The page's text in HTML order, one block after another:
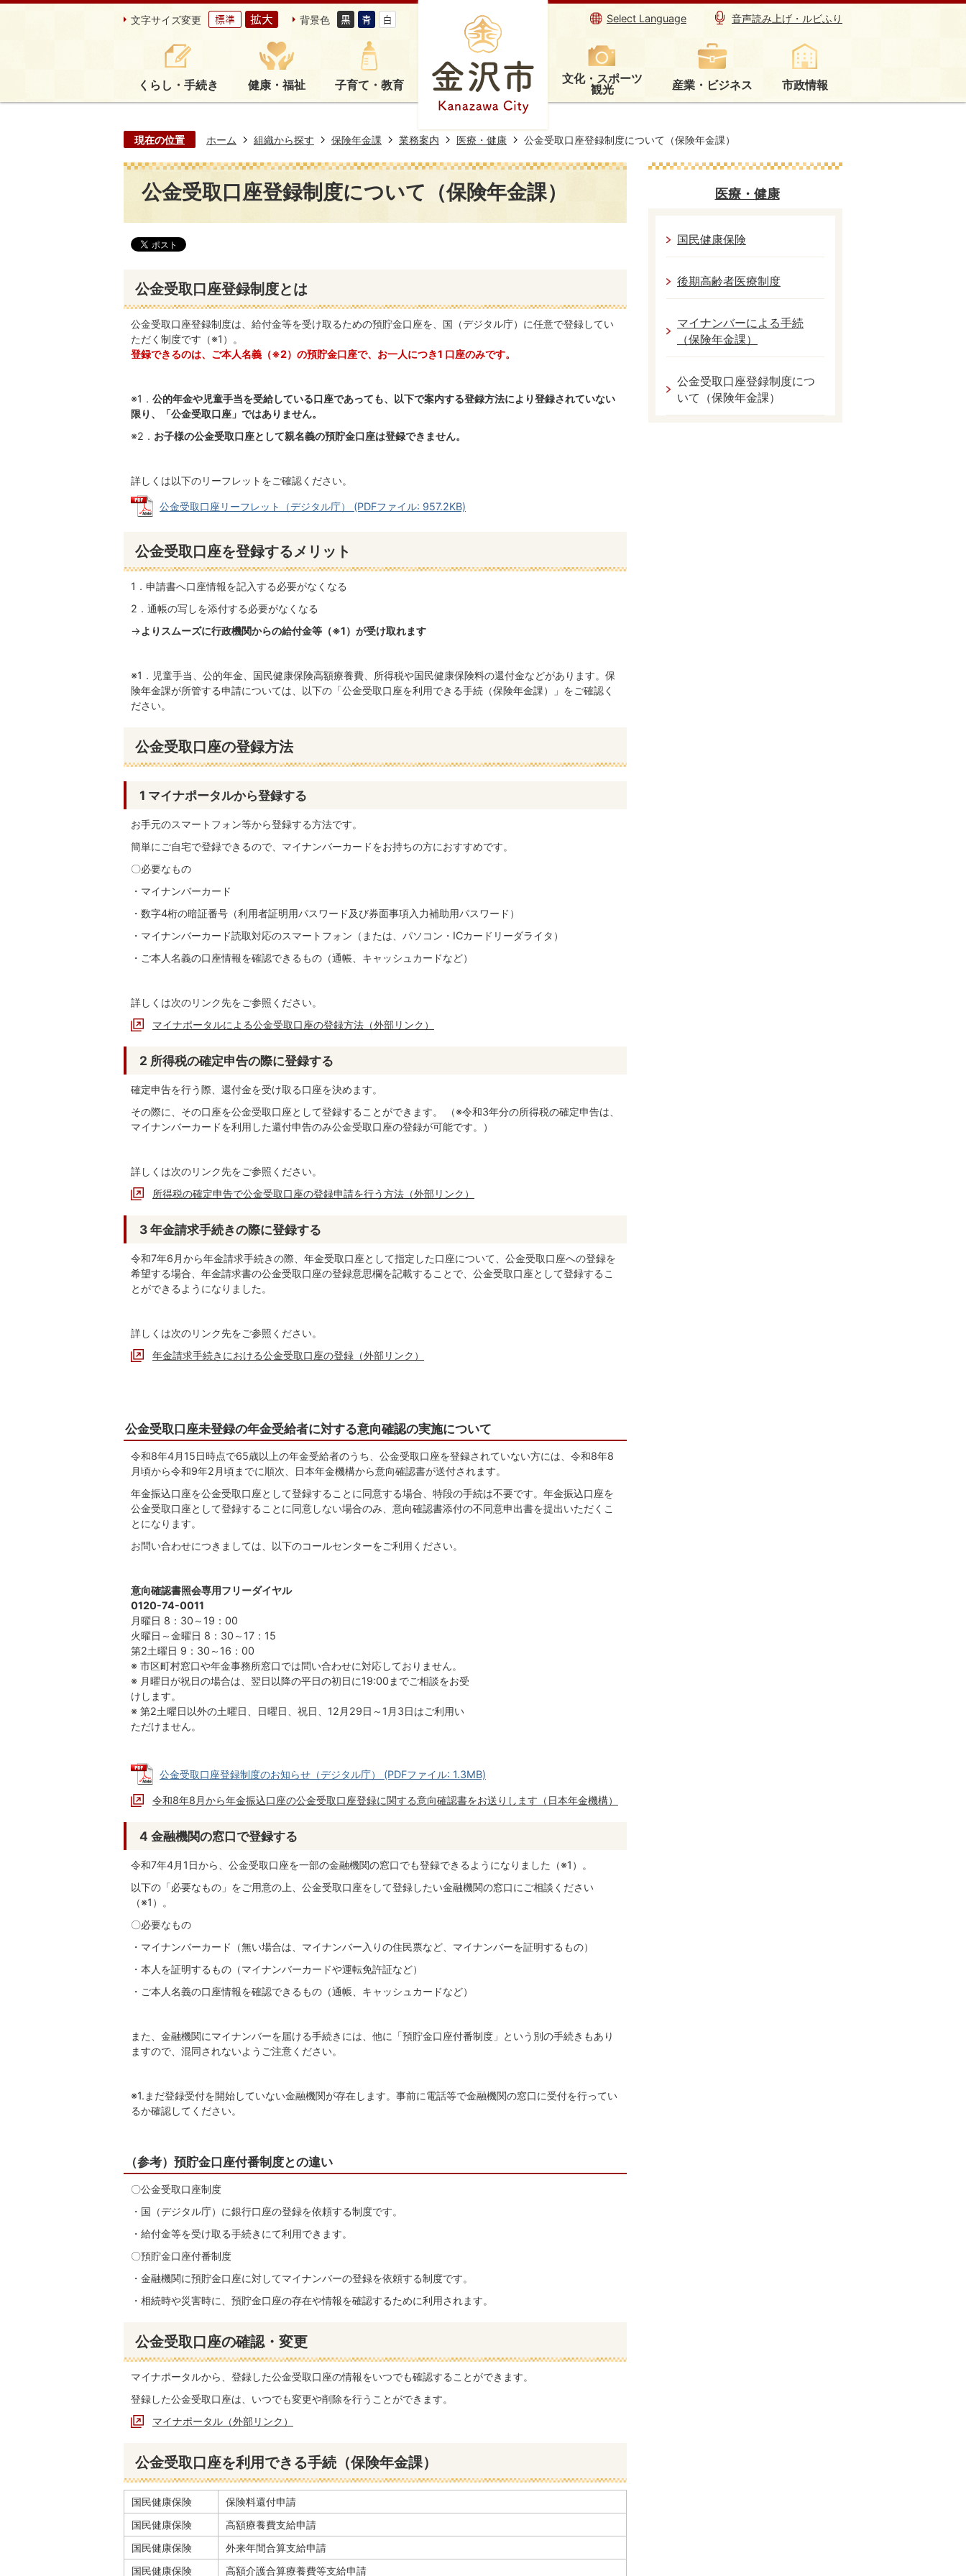
文字サイズ変更 背景色 Select Language 音声読み上げ・ルビふり
くらし・手続き 健康・福祉 子育て・教育 文化・スポーツ
観光 産業・ビジネス 市政情報
現在の位置 ホーム 組織から探す 保険年金課 業務案内 医療・健康 公金受取口座登録制度について（保険年金課）
公金受取口座登録制度について（保険年金課）
公金受取口座登録制度とは
公金受取口座登録制度は、給付金等を受け取るための預貯金口座を、国（デジタル庁）に任意で登録してい
ただく制度です（※1）。
登録できるのは、ご本人名義（※2）の預貯金口座で、お一人につき1 口座のみです。
※1． 公的年金や児童手当を受給している口座であっても、以下で案内する登録方法により登録されていない
限り、「公金受取口座」ではありません。
※2． お子様の公金受取口座として親名義の預貯金口座は登録できません。
詳しくは以下のリーフレットをご確認ください。
公金受取口座リーフレット（デジタル庁） (PDFファイル: 957.2KB)
公金受取口座を登録するメリット
1．申請書へ口座情報を記入する必要がなくなる
2．通帳の写しを添付する必要がなくなる
→よりスムーズに行政機関からの給付金等（※1）が受け取れます
※1．児童手当、公的年金、国民健康保険高額療養費、所得税や国民健康保険料の還付金などがあります。保
険年金課が所管する申請については、以下の「公金受取口座を利用できる手続（保険年金課）」をご確認く
ださい。
公金受取口座の登録方法
1 マイナポータルから登録する
お手元のスマートフォン等から登録する方法です。
簡単にご自宅で登録できるので、マイナンバーカードをお持ちの方におすすめです。
〇必要なもの
・マイナンバーカード
・数字4桁の暗証番号（利用者証明用パスワード及び券面事項入力補助用パスワード）
・マイナンバーカード読取対応のスマートフォン（または、パソコン・ICカードリーダライタ）
・ご本人名義の口座情報を確認できるもの（通帳、キャッシュカードなど）
詳しくは次のリンク先をご参照ください。
マイナポータルによる公金受取口座の登録方法（外部リンク）
2 所得税の確定申告の際に登録する
確定申告を行う際、還付金を受け取る口座を決めます。
その際に、その口座を公金受取口座として登録することができます。 （※令和3年分の所得税の確定申告は、
マイナンバーカードを利用した還付申告のみ公金受取口座の登録が可能です。）
詳しくは次のリンク先をご参照ください。
所得税の確定申告で公金受取口座の登録申請を行う方法（外部リンク）
3 年金請求手続きの際に登録する
令和7年6月から年金請求手続きの際、年金受取口座として指定した口座について、公金受取口座への登録を
希望する場合、年金請求書の公金受取口座の登録意思欄を記載することで、公金受取口座として登録するこ
とができるようになりました。
詳しくは次のリンク先をご参照ください。
年金請求手続きにおける公金受取口座の登録（外部リンク）
公金受取口座未登録の年金受給者に対する意向確認の実施について
令和8年4月15日時点で65歳以上の年金受給者のうち、公金受取口座を登録されていない方には、令和8年8
月頃から令和9年2月頃までに順次、日本年金機構から意向確認書が送付されます。
年金振込口座を公金受取口座として登録することに同意する場合、特段の手続は不要です。年金振込口座を
公金受取口座として登録することに同意しない場合のみ、意向確認書添付の不同意申出書を提出いただくこ
とになります。
お問い合わせにつきましては、以下のコールセンターをご利用ください。
意向確認書照会専用フリーダイヤル
0120-74-0011
月曜日 8：30～19：00
火曜日～金曜日 8：30～17：15
第2土曜日 9：30～16：00
※ 市区町村窓口や年金事務所窓口では問い合わせに対応しておりません。
※ 月曜日が祝日の場合は、翌日以降の平日の初日に19:00までご相談をお受
けします。
※ 第2土曜日以外の土曜日、日曜日、祝日、12月29日～1月3日はご利用い
ただけません。
公金受取口座登録制度のお知らせ（デジタル庁） (PDFファイル: 1.3MB)
令和8年8月から年金振込口座の公金受取口座登録に関する意向確認書をお送りします（日本年金機構）
4 金融機関の窓口で登録する
令和7年4月1日から、公金受取口座を一部の金融機関の窓口でも登録できるようになりました（※1）。
以下の「必要なもの」をご用意の上、公金受取口座をして登録したい金融機関の窓口にご相談ください
（※1）。
〇必要なもの
・マイナンバーカード（無い場合は、マイナンバー入りの住民票など、マイナンバーを証明するもの）
・本人を証明するもの（マイナンバーカードや運転免許証など）
・ご本人名義の口座情報を確認できるもの（通帳、キャッシュカードなど）
また、金融機関にマイナンバーを届ける手続きには、他に「預貯金口座付番制度」という別の手続きもあり
ますので、混同されないようご注意ください。
※1.まだ登録受付を開始していない金融機関が存在します。事前に電話等で金融機関の窓口に受付を行ってい
るか確認してください。
（参考）預貯金口座付番制度との違い
〇公金受取口座制度
・国（デジタル庁）に銀行口座の登録を依頼する制度です。
・給付金等を受け取る手続きにて利用できます。
〇預貯金口座付番制度
・金融機関に預貯金口座に対してマイナンバーの登録を依頼する制度です。
・相続時や災害時に、預貯金口座の存在や情報を確認するために利用されます。
公金受取口座の確認・変更
マイナポータルから、登録した公金受取口座の情報をいつでも確認することができます。
登録した公金受取口座は、いつでも変更や削除を行うことができます。
マイナポータル（外部リンク）
公金受取口座を利用できる手続（保険年金課）
国民健康保険
保険料還付申請
国民健康保険
高額療養費支給申請
国民健康保険
外来年間合算支給申請
国民健康保険
高額介護合算療養費等支給申請
医療・健康
国民健康保険
後期高齢者医療制度
マイナンバーによる手続
（保険年金課）
公金受取口座登録制度につ
いて（保険年金課）